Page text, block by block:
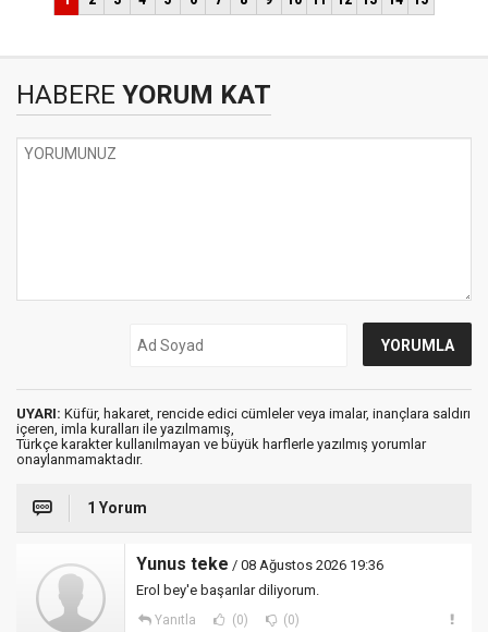
HABERE YORUM KAT
UYARI: Küfür, hakaret, rencide edici cümleler veya imalar, inançlara saldırı
içeren, imla kuralları ile yazılmamış,
Türkçe karakter kullanılmayan ve büyük harflerle yazılmış yorumlar
onaylanmamaktadır.
1 Yorum
Yunus teke / 08 Ağustos 2026 19:36
Erol bey'e başarılar diliyorum.
Yanıtla (0) (0)